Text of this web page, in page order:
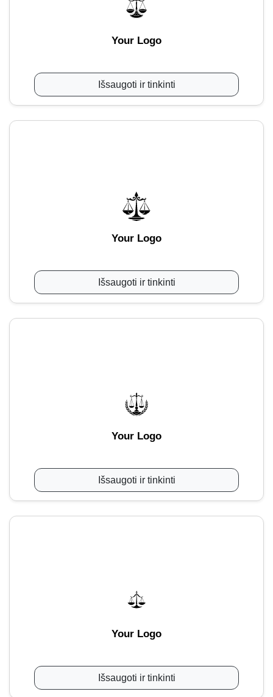
Your Logo
Išsaugoti ir tinkinti
Your Logo
Išsaugoti ir tinkinti
Your Logo
Išsaugoti ir tinkinti
Your Logo
Išsaugoti ir tinkinti